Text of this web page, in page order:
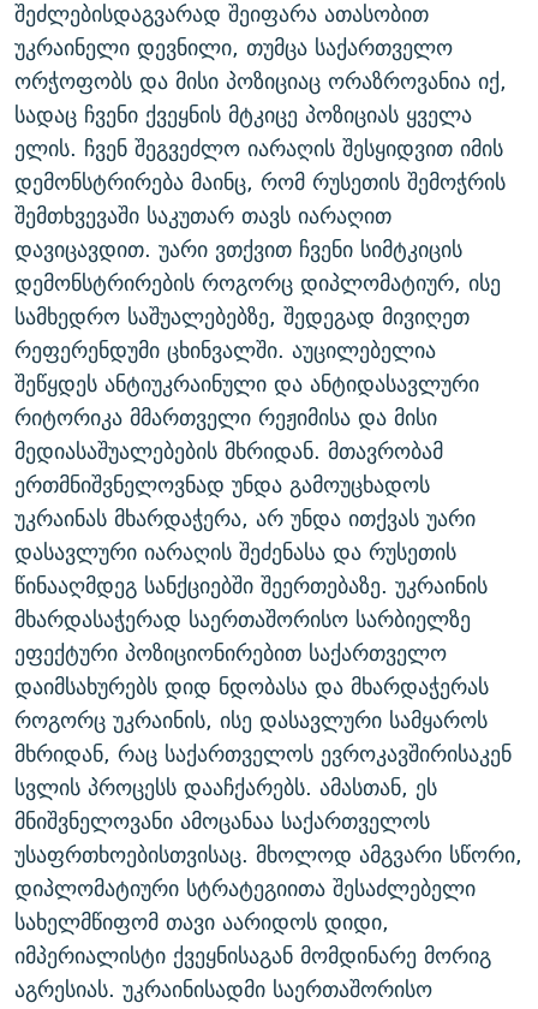
შეძლებისდაგვარად შეიფარა ათასობით
უკრაინელი დევნილი, თუმცა საქართველო
ორჭოფობს და მისი პოზიციაც ორაზროვანია იქ,
სადაც ჩვენი ქვეყნის მტკიცე პოზიციას ყველა
ელის. ჩვენ შეგვეძლო იარაღის შესყიდვით იმის
დემონსტრირება მაინც, რომ რუსეთის შემოჭრის
შემთხვევაში საკუთარ თავს იარაღით
დავიცავდით. უარი ვთქვით ჩვენი სიმტკიცის
დემონსტრირების როგორც დიპლომატიურ, ისე
სამხედრო საშუალებებზე, შედეგად მივიღეთ
რეფერენდუმი ცხინვალში. აუცილებელია
შეწყდეს ანტიუკრაინული და ანტიდასავლური
რიტორიკა მმართველი რეჟიმისა და მისი
მედიასაშუალებების მხრიდან. მთავრობამ
ერთმნიშვნელოვნად უნდა გამოუცხადოს
უკრაინას მხარდაჭერა, არ უნდა ითქვას უარი
დასავლური იარაღის შეძენასა და რუსეთის
წინააღმდეგ სანქციებში შეერთებაზე. უკრაინის
მხარდასაჭერად საერთაშორისო სარბიელზე
ეფექტური პოზიციონირებით საქართველო
დაიმსახურებს დიდ ნდობასა და მხარდაჭერას
როგორც უკრაინის, ისე დასავლური სამყაროს
მხრიდან, რაც საქართველოს ევროკავშირისაკენ
სვლის პროცესს დააჩქარებს. ამასთან, ეს
მნიშვნელოვანი ამოცანაა საქართველოს
უსაფრთხოებისთვისაც. მხოლოდ ამგვარი სწორი,
დიპლომატიური სტრატეგიითა შესაძლებელი
სახელმწიფომ თავი აარიდოს დიდი,
იმპერიალისტი ქვეყნისაგან მომდინარე მორიგ
აგრესიას. უკრაინისადმი საერთაშორისო